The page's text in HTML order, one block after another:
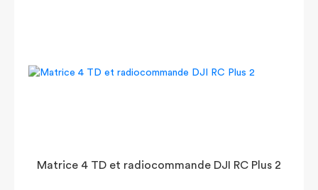
Matrice 4 TD et radiocommande DJI RC Plus 2